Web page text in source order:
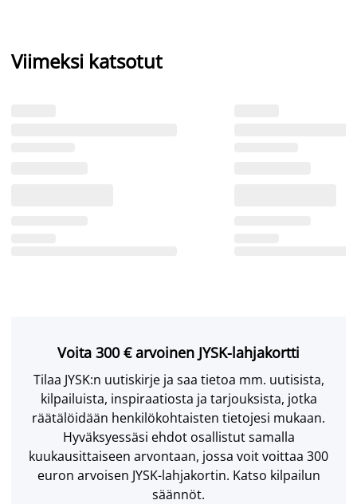
Viimeksi katsotut
Voita 300 € arvoinen JYSK-lahjakortti
Tilaa JYSK:n uutiskirje ja saa tietoa mm. uutisista,
kilpailuista, inspiraatiosta ja tarjouksista, jotka
räätälöidään henkilökohtaisten tietojesi mukaan.
Hyväksyessäsi ehdot osallistut samalla
kuukausittaiseen arvontaan, jossa voit voittaa 300
euron arvoisen JYSK-lahjakortin. Katso kilpailun
säännöt.